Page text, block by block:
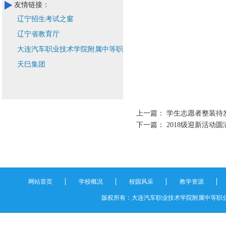
友情链接：
辽宁招生考试之窗
辽宁省教育厅
大连汽车职业技术学院附属中等职业
技术学校
天巳集团
上一篇： 学生志愿者整装待
下一篇： 2018级迎新活动圆
网站首页 学校概况 校园风采 教学资源
版权所有：大连汽车职业技术学院附属中